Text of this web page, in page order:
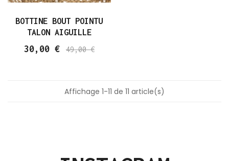
BOTTINE BOUT POINTU
TALON AIGUILLE
30,00 € 49,00 €
Affichage 1-11 de 11 article(s)